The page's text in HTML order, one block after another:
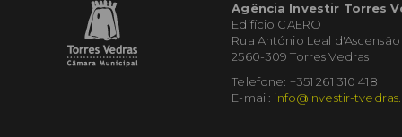
Agência Investir Torres
Edifício CAERO
Rua António Leal d'Ascensão
2560-309 Torres Vedras
Telefone: +351 261 310 418
E-mail: info@investir-